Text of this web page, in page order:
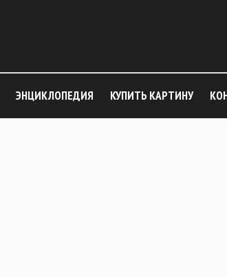
ЭНЦИКЛОПЕДИЯ КУПИТЬ КАРТИНУ